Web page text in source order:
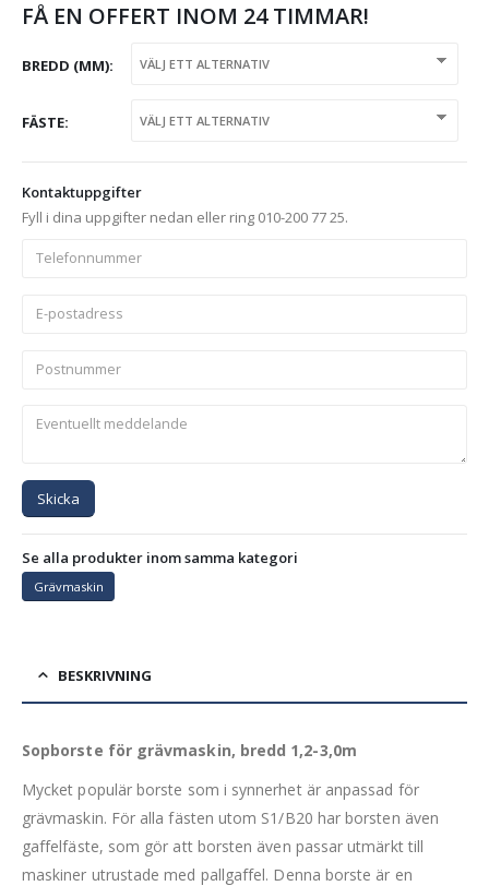
FÅ EN OFFERT INOM 24 TIMMAR!
BREDD (MM)
FÄSTE
Kontaktuppgifter
Fyll i dina uppgifter nedan eller ring 010-200 77 25.
Skicka
Se alla produkter inom samma kategori
Grävmaskin
BESKRIVNING
Sopborste för grävmaskin, bredd 1,2-3,0m
Mycket populär borste som i synnerhet är anpassad för
grävmaskin. För alla fästen utom S1/B20 har borsten även
gaffelfäste, som gör att borsten även passar utmärkt till
maskiner utrustade med pallgaffel. Denna borste är en